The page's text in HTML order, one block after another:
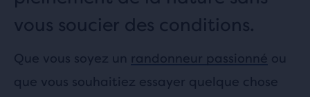
vous soucier des conditions.
Que vous soyez un randonneur passionné ou
que vous souhaitiez essayer quelque chose